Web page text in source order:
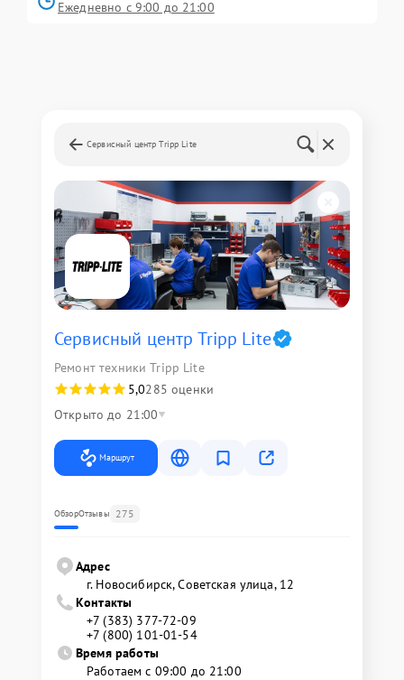
Ежедневно с 9:00 до 21:00
Сервисный центр Tripp Lite
Сервисный центр Tripp Lite
Ремонт техники Tripp Lite
5,0285 оценки
Открыто до 21:00
Маршрут
ОбзорОтзывы 275
Адрес
г. Новосибирск, Советская улица, 12
Контакты
+7 (383) 377-72-09
+7 (800) 101-01-54
Время работы
Работаем с 09:00 до 21:00